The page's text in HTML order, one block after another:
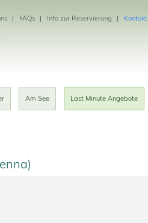
FAQs Info zur Reservierung Kontakt
Am See Last Minute Angebote